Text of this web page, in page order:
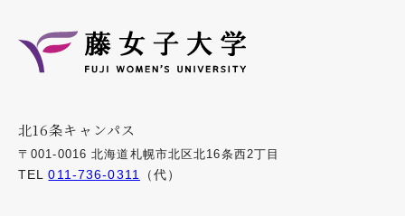
北16条キャンパス
〒001-0016 北海道札幌市北区北16条西2丁目
TEL011-736-0311 （代）